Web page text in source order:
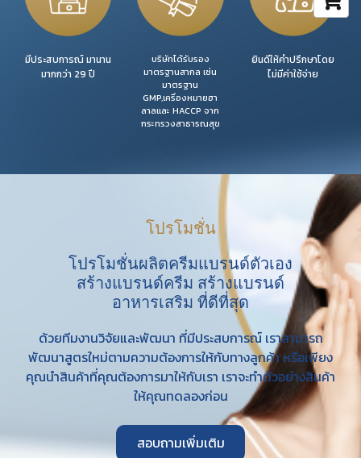
มีประสบการณ์ มานาน
มากกว่า 29 ปี
บริษัทได้รับรอง
มาตรฐานสากล เช่น
มาตรฐาน
GMP,เครื่องหมายฮา
ลาลและ HACCP จาก
กระทรวงสาธารณสุข
ยินดีให้คำปรึกษาโดย
ไม่มีค่าใช้จ่าย
โปรโมชั่น
โปรโมชั่นผลิตครีมแบรนด์ตัวเอง
สร้างแบรนด์ครีม สร้างแบรนด์
อาหารเสริม ที่ดีที่สุด
ด้วยทีมงานวิจัยและพัฒนา ที่มีประสบการณ์ เราสามารถ
พัฒนาสูตรใหม่ตามความต้องการให้กับทางลูกค้า หรือเพียง
คุณนำสินค้าที่คุณต้องการมาให้กับเรา เราจะทำตัวอย่างสินค้า
ให้คุณทดลองก่อน
สอบถามเพิ่มเติม